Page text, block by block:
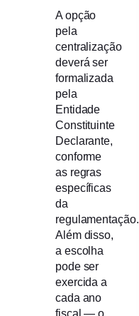
A opção
pela
centralização
deverá ser
formalizada
pela
Entidade
Constituinte
Declarante,
conforme
as regras
específicas
da
regulamentação.
Além disso,
a escolha
pode ser
exercida a
cada ano